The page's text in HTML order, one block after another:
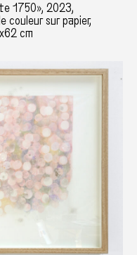
1750», 2023,
couleur sur papier,
cm